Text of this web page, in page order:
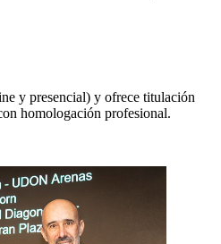
y presencial) y ofrece titulación
homologación profesional.